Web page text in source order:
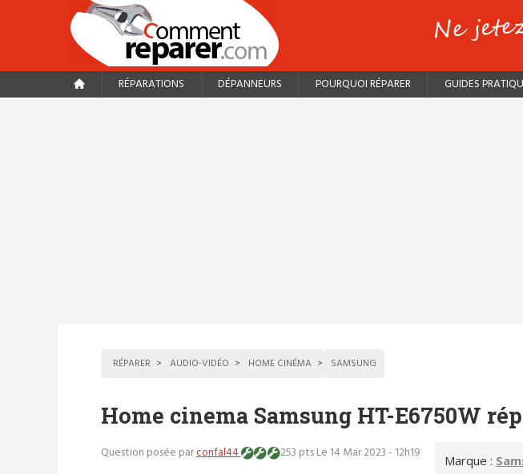
RÉPARATIONS DÉPANNEURS POURQUOI RÉPARER GUIDES
RÉPARER AUDIO-VIDÉO HOME CINÉMA SAMSUNG
Home cinema Samsung HT-E6750W
Marque :
Question posée parconfal44 253 ptsLe 14 Mar 2023 - 12h19